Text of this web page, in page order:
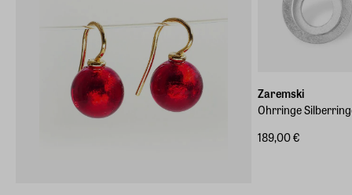
Zaremski
Ohrringe
189,00 €